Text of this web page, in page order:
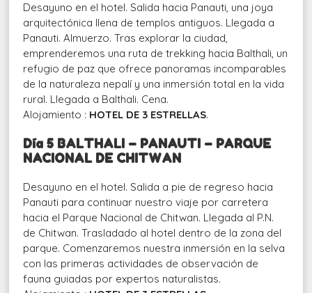
Desayuno en el hotel. Salida hacia Panauti, una joya
arquitectónica llena de templos antiguos. Llegada a
Panauti. Almuerzo. Tras explorar la ciudad,
emprenderemos una ruta de trekking hacia Balthali, un
refugio de paz que ofrece panoramas incomparables
de la naturaleza nepalí y una inmersión total en la vida
rural. Llegada a Balthali. Cena.
Alojamiento : HOTEL DE 3 ESTRELLAS.
Día5 BALTHALI – PANAUTI – PARQUE
NACIONAL DE CHITWAN
Desayuno en el hotel. Salida a pie de regreso hacia
Panauti para continuar nuestro viaje por carretera
hacia el Parque Nacional de Chitwan. Llegada al P.N.
de Chitwan. Trasladado al hotel dentro de la zona del
parque. Comenzaremos nuestra inmersión en la selva
con las primeras actividades de observación de
fauna guiadas por expertos naturalistas.